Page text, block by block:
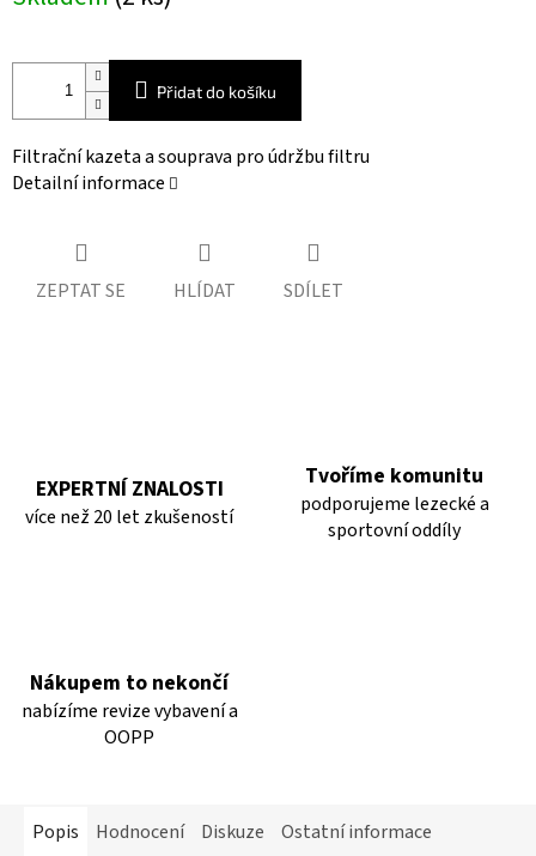
cena:
Přidat do košíku
Filtrační kazeta a souprava pro údržbu filtru
Detailní informace
ZEPTAT SE HLÍDAT SDÍLET
EXPERTNÍ ZNALOSTI
více než 20 let zkušeností
Tvoříme komunitu
podporujeme lezecké a
sportovní oddíly
Nákupem to nekončí
nabízíme revize vybavení a
OOPP
Popis Hodnocení Diskuze Ostatní informace